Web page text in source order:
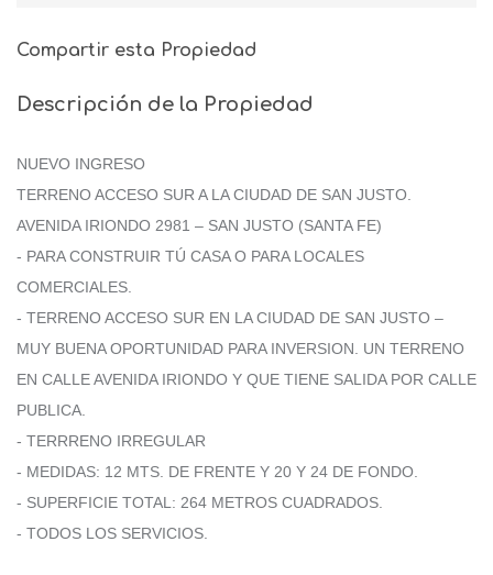
Compartir esta Propiedad
Descripción de la Propiedad
NUEVO INGRESO
TERRENO ACCESO SUR A LA CIUDAD DE SAN JUSTO.
AVENIDA IRIONDO 2981 – SAN JUSTO (SANTA FE)
- PARA CONSTRUIR TÚ CASA O PARA LOCALES
COMERCIALES.
- TERRENO ACCESO SUR EN LA CIUDAD DE SAN JUSTO –
MUY BUENA OPORTUNIDAD PARA INVERSION. UN TERRENO
EN CALLE AVENIDA IRIONDO Y QUE TIENE SALIDA POR CALLE
PUBLICA.
- TERRRENO IRREGULAR
- MEDIDAS: 12 MTS. DE FRENTE Y 20 Y 24 DE FONDO.
- SUPERFICIE TOTAL: 264 METROS CUADRADOS.
- TODOS LOS SERVICIOS.